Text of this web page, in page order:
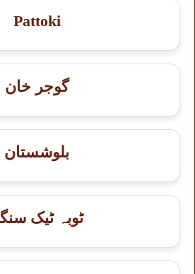
Pattoki
گوجر خان
بلوشستان
ٹوبہ ٹیک